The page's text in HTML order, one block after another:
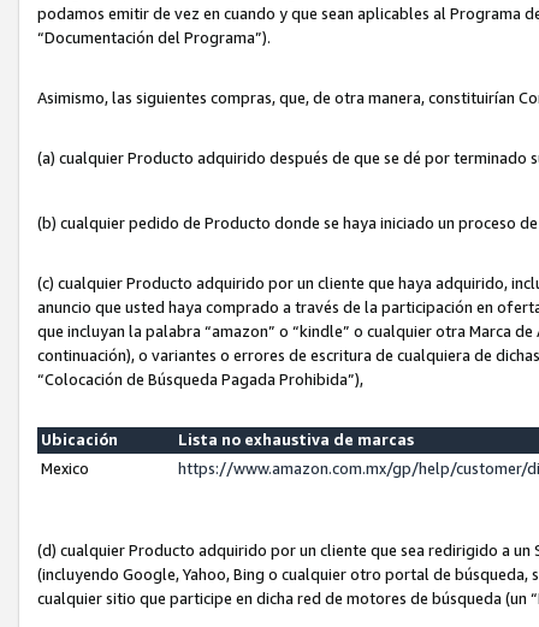
podamos emitir de vez en cuando y que sean aplicables al Programa
“Documentación del Programa”).
Asimismo, las siguientes compras, que, de otra manera, constituirían
(a) cualquier Producto adquirido después de que se dé por terminado
(b) cualquier pedido de Producto donde se haya iniciado un proceso
(c) cualquier Producto adquirido por un cliente que haya adquirido,
anuncio que usted haya comprado a través de la participación en
que incluyan la palabra “amazon” o “kindle” o cualquier otra Marca
continuación), o variantes o errores de escritura de cualquiera de
“Colocación de Búsqueda Pagada Prohibida”),
Ubicación
Lista no exhaustiva de marcas
Mexico
https://www.amazon.com.mx/gp/help/customer/
(d) cualquier Producto adquirido por un cliente que sea redirigido a
(incluyendo Google, Yahoo, Bing o cualquier otro portal de
cualquier sitio que participe en dicha red de motores de búsqueda (un